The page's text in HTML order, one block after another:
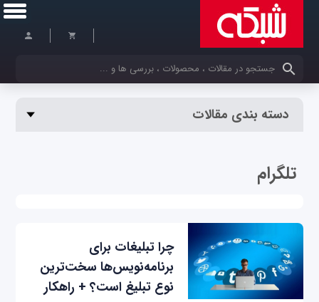
کلمات کلیدی خود را وارد کنید
دسته بندی مقالات
تلگرام
چرا تبلیغات برای
برنامه‌نویس‌ها سخت‌ترین
نوع تبلیغ است؟ + راهکار